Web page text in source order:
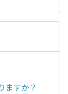
ますか？